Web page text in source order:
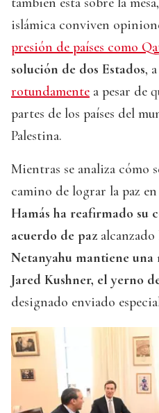
islámica conviven
presión de países como
solución de dos Estados,
rotundamente a pesar de
partes de los países del
Palestina.
Mientras se analiza cómo
camino de lograr la paz
Hamás ha reafirmado su
acuerdo de paz alcanzado
Netanyahu mantiene una
Jared Kushner, el yerno
designado enviado